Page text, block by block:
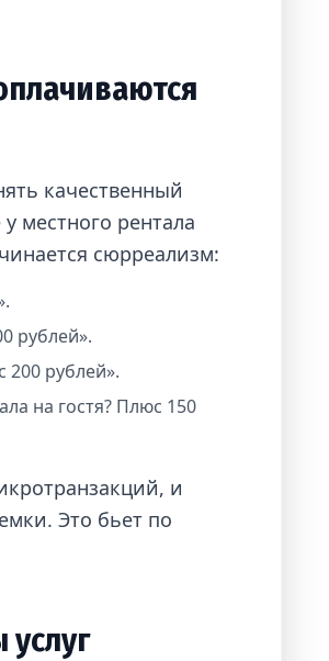
качественный
местного рентала
сюрреализм:
рублей».
200 рублей».
на гостя? Плюс 150
и
Это бьет по